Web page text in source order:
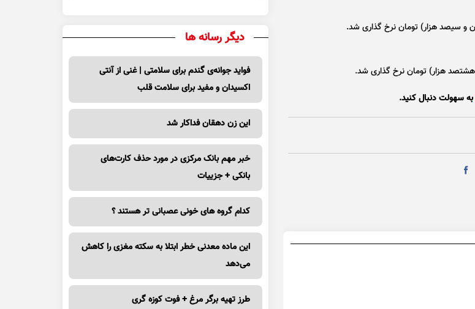
به سهولت دنبال کنید.
دیگر رسانه ها
فواید جوانه‌ی گندم برای سلامتی | غنی از آنتی
اکسیدان و مفید برای سلامت قلب
این زن دهقان فداکار شد
خبر مهم بانک مرکزی در مورد حذف کارت‌های
بانکی + جزییات
کدام گروه های خونی عصبانی تر هستند ؟
این ماده معدنی خطر ابتلا به سکته مغزی را کاهش
می‌دهد
طرز تهیه برگر مرغ + فوت کوزه گری